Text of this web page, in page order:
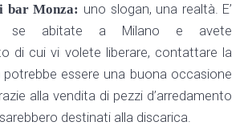
bar Monza: uno slogan, una realtà. E’
se abitate a Milano e avete
di cui vi volete liberare, contattare la
essere una buona occasione
alla vendita di pezzi d’arredamento
destinati alla discarica.